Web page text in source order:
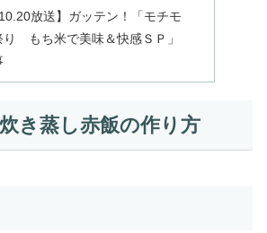
放送】ガッテン！「モチモ
り もち米で美味＆快感ＳＰ」
き蒸し赤飯の作り方